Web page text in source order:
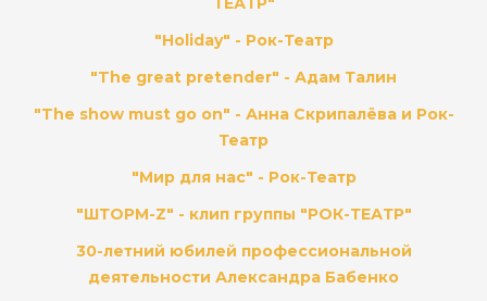
"Holiday" - Рок-Театр
"The great pretender" - Адам Талин
"The show must go on" - Анна Скрипалёва и Рок-
Театр
"Мир для нас" - Рок-Театр
"ШТОРМ-Z" - клип группы "РОК-ТЕАТР"
30-летний юбилей профессиональной
деятельности Александра Бабенко